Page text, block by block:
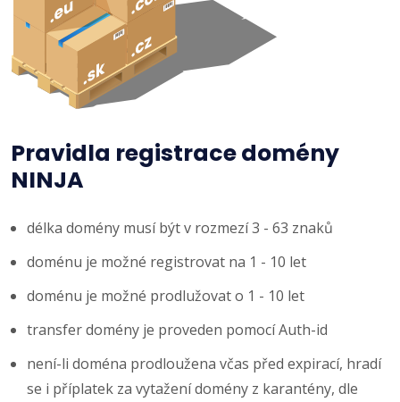
Pravidla registrace domény
NINJA
délka domény musí být v rozmezí 3 - 63 znaků
doménu je možné registrovat na 1 - 10 let
doménu je možné prodlužovat o 1 - 10 let
transfer domény je proveden pomocí Auth-id
není-li doména prodloužena včas před expirací, hradí
se i příplatek za vytažení domény z karantény, dle